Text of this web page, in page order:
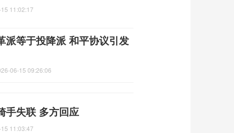
11:02:17
派等于投降派 和平协议引发
06-15 09:26:06
手失联 多方回应
11:03:47